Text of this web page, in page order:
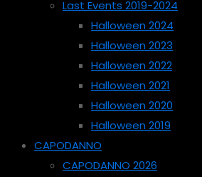
Last Events 2019-2024
Halloween 2024
Halloween 2023
Halloween 2022
Halloween 2021
Halloween 2020
Halloween 2019
CAPODANNO
CAPODANNO 2026